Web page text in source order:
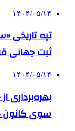
۱۴۰۴/۰۵/۱۴
تپه تاریخی
ثبت جهانی
۱۴۰۴/۰۵/۱۴
بهره‌برداری
سوی کانون